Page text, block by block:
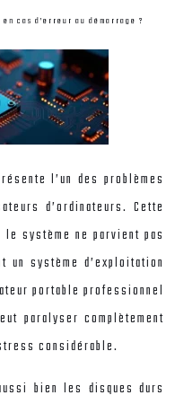
cas d’erreur au démarrage ?
l’un des problèmes
d’ordinateurs. Cette
système ne parvient pas
système d’exploitation
portable professionnel
paralyser complètement
considérable.
bien les disques durs